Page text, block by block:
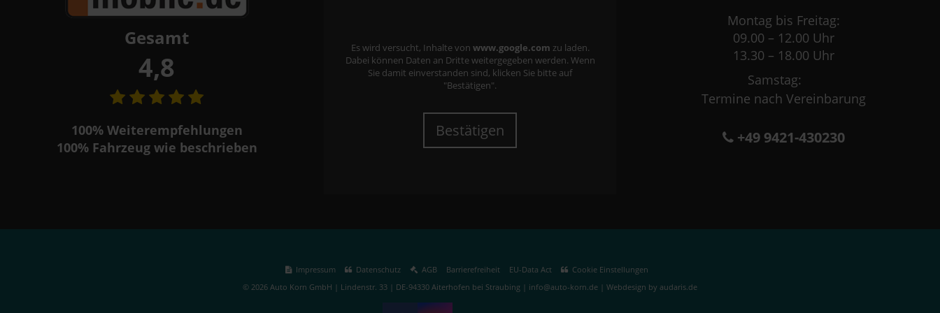
Gesamt
4,8
100%Weiterempfehlungen
100%Fahrzeug wie beschrieben
Es wird versucht, Inhalte von www.google.com zu laden.
Dabei können Daten an Dritte weitergegeben werden. Wenn
Sie damit einverstanden sind, klicken Sie bitte auf
"Bestätigen".
Bestätigen
Montag bis Freitag:
09.00 – 12.00 Uhr
13.30 – 18.00 Uhr
Samstag:
Termine nach Vereinbarung
+49 9421-430230
Impressum Datenschutz AGB Barrierefreiheit EU-Data Act
Cookie Einstellungen
© 2026 Auto Korn GmbH | Lindenstr. 33 | DE-94330 Aiterhofen bei Straubing | info@auto-korn.de | Webdesign by audaris.de